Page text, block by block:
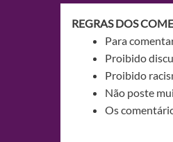
REGRAS DOS
Para
Proibido
Proibido
Não poste
Os